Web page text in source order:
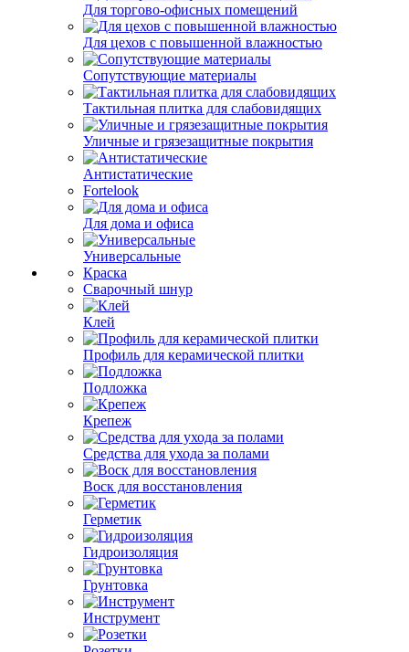
Для торгово-офисных помещений
Для цехов с повышенной влажностью
Сопутствующие материалы
Тактильная плитка для слабовидящих
Уличные и грязезащитные покрытия
Антистатические
Fortelook
Для дома и офиса
Универсальные
Краска
Сварочный шнур
Клей
Профиль для керамической плитки
Подложка
Крепеж
Средства для ухода за полами
Воск для восстановления
Герметик
Гидроизоляция
Грунтовка
Инструмент